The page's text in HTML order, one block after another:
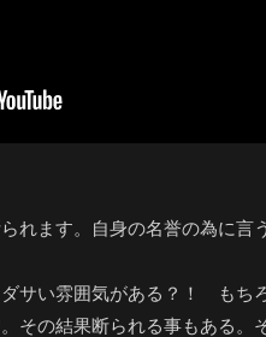
れます。自身の名誉の為に
サい雰囲気がある？！ もち
その結果断られる事もある